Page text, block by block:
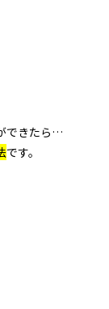
できたら…
です。